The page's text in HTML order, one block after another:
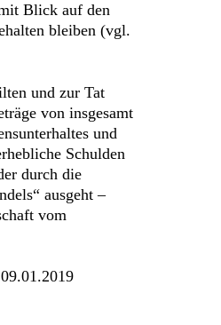
Blick auf den
bleiben (vgl.
und zur Tat
von insgesamt
und
Schulden
durch die
ausgeht –
vom